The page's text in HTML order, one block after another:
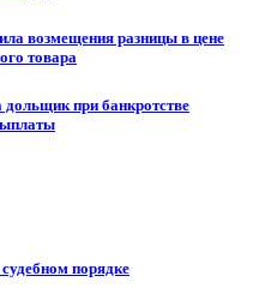
возмещения разницы в цене
товара
дольщик при банкротстве
порядке